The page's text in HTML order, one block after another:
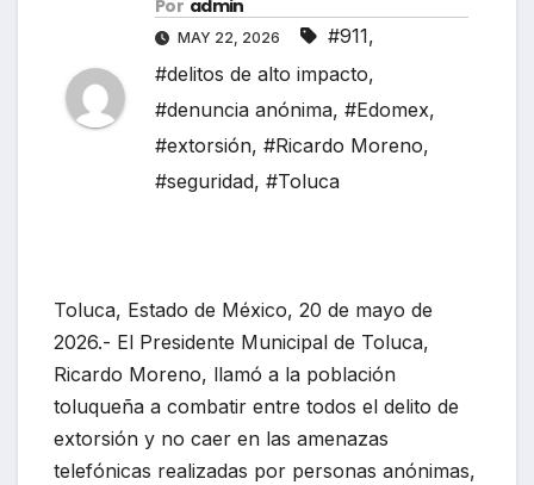
Por admin
MAY 22, 2026 #911,
#delitos de alto impacto,
#denuncia anónima, #Edomex,
#extorsión, #Ricardo Moreno,
#seguridad, #Toluca
Toluca, Estado de México, 20 de mayo de
2026.- El Presidente Municipal de Toluca,
Ricardo Moreno, llamó a la población
toluqueña a combatir entre todos el delito de
extorsión y no caer en las amenazas
telefónicas realizadas por personas anónimas,